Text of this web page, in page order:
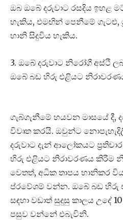
ඔබ ඔබේ දරුවාට රසදිය ඉහළ
හැකිය, එමඟින් පෙනීමේ ගැටළු,
හානි සිදුවිය හැකිය.
3. ඔබේ දරුවාට නිරෝගී අස්ථි
ඔබේ බඩ හිරු එළියට
ගැබ්ගැනීමේ හයවන මාසයේ දී,
විවෘත කරයි. ඔවුන්ට
දරුවාට දැන් ආලෝකයට
හිරු එළියට නිරාවරණය කිරීම
වෙතත්, අධික තාපය හානිකර
ප්රවේශම් වන්න. ඔබේ බඩ හිරු
සඳහා වඩාත් සුදුසු කාලය උදේ
පසුව වන්නේ එබැවිනි.